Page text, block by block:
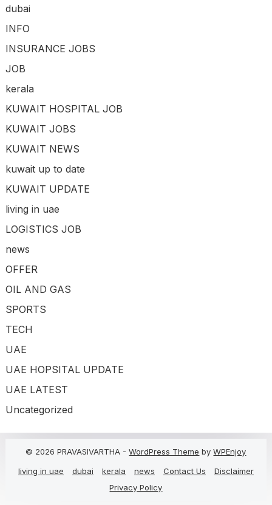
dubai
INFO
INSURANCE JOBS
JOB
kerala
KUWAIT HOSPITAL JOB
KUWAIT JOBS
KUWAIT NEWS
kuwait up to date
KUWAIT UPDATE
living in uae
LOGISTICS JOB
news
OFFER
OIL AND GAS
SPORTS
TECH
UAE
UAE HOPSITAL UPDATE
UAE LATEST
Uncategorized
© 2026 PRAVASIVARTHA -WordPress Theme byWPEnjoy
living in uae
dubai kerala news Contact Us
Disclaimer
Privacy Policy